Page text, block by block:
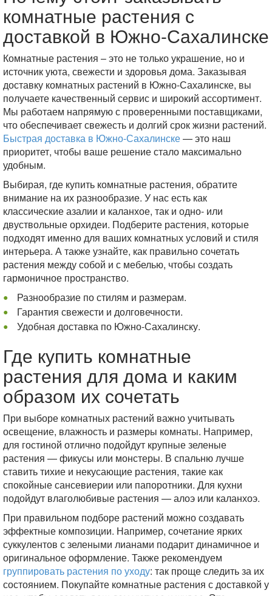
комнатные растения с
доставкой в Южно-Сахалинске
Комнатные растения – это не только украшение, но и
источник уюта, свежести и здоровья дома. Заказывая
доставку комнатных растений в Южно-Сахалинске, вы
получаете качественный сервис и широкий ассортимент.
Мы работаем напрямую с проверенными поставщиками,
что обеспечивает свежесть и долгий срок жизни растений.
Быстрая доставка в Южно-Сахалинске— это наш
приоритет, чтобы ваше решение стало максимально
удобным.
Выбирая, где купить комнатные растения, обратите
внимание на их разнообразие. У нас есть как
классические азалии и каланхое, так и одно- или
двуствольные орхидеи. Подберите растения, которые
подходят именно для ваших комнатных условий и стиля
интерьера. А также узнайте, как правильно сочетать
растения между собой и с мебелью, чтобы создать
гармоничное пространство.
Разнообразие по стилям и размерам.
Гарантия свежести и долговечности.
Удобная доставка по Южно-Сахалинску.
Где купить комнатные
растения для дома и каким
образом их сочетать
При выборе комнатных растений важно учитывать
освещение, влажность и размеры комнаты. Например,
для гостиной отлично подойдут крупные зеленые
растения — фикусы или монстеры. В спальню лучше
ставить тихие и некусающие растения, такие как
спокойные сансевиерии или папоротники. Для кухни
подойдут влаголюбивые растения — алоэ или каланхоэ.
При правильном подборе растений можно создавать
эффектные композиции. Например, сочетание ярких
суккулентов с зелеными лианами подарит динамичное и
оригинальное оформление. Также рекомендуем
группировать растения по уходу: так проще следить за их
состоянием. Покупайте комнатные растения с доставкой у